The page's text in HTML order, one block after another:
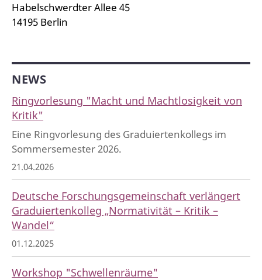
Habelschwerdter Allee 45
14195 Berlin
NEWS
Ringvorlesung "Macht und Machtlosigkeit von
Kritik"
Eine Ringvorlesung des Graduiertenkollegs im
Sommersemester 2026.
21.04.2026
Deutsche Forschungsgemeinschaft verlängert
Graduiertenkolleg „Normativität – Kritik –
Wandel“
01.12.2025
Workshop "Schwellenräume"